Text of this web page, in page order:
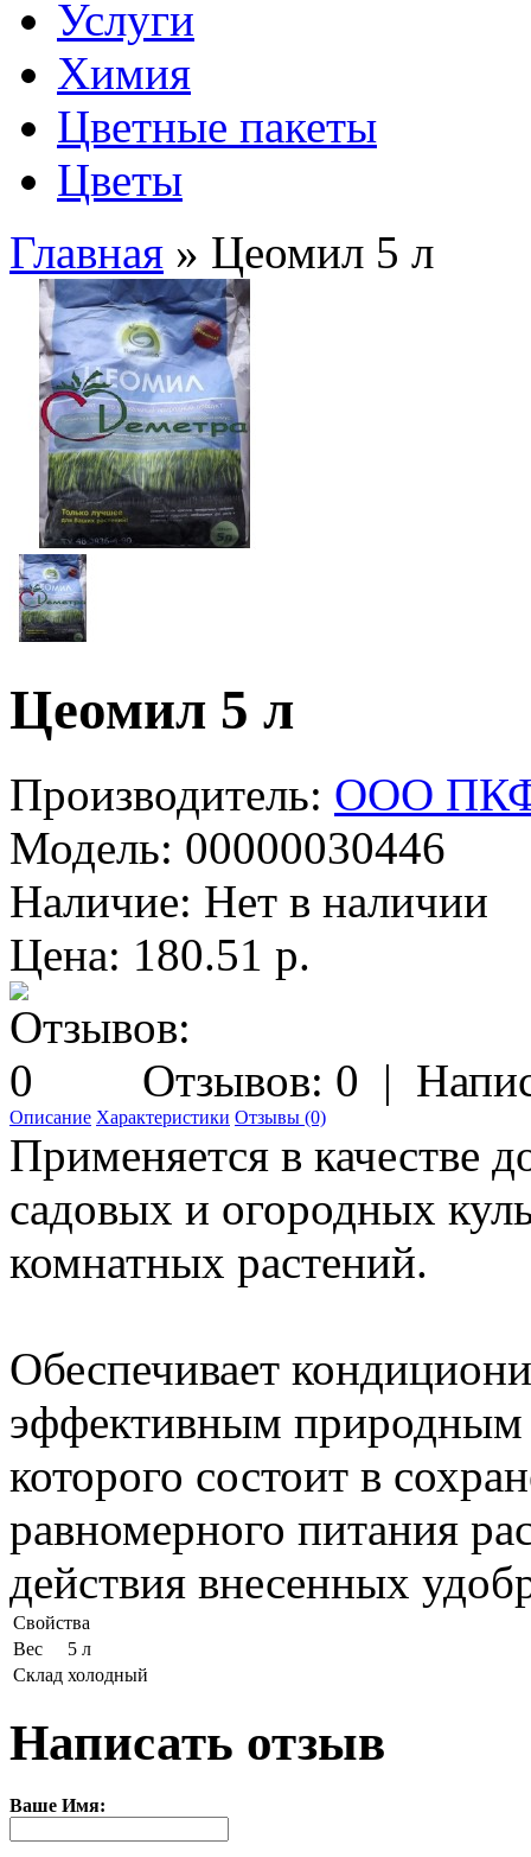
Услуги
Химия
Цветные пакеты
Цветы
Главная » Цеомил 5 л
Цеомил 5 л
Производитель: ООО ПКФ
Модель: 00000030446
Наличие: Нет в наличии
Цена: 180.51 р.
Отзывов: 0 |
Описание Характеристики Отзывы (0)
Применяется в качестве
садовых и огородных
комнатных растений.
Обеспечивает
эффективным природным
которого состоит в
равномерного питания
действия внесенных
Свойства
Вес
5 л
Склад холодный
Написать отзыв
Ваше Имя: